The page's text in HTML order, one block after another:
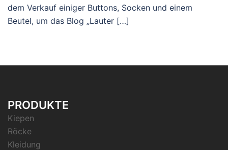
dem Verkauf einiger Buttons, Socken und einem
Beutel, um das Blog „Lauter […]
PRODUKTE
Kiepen
Röcke
Kleidung